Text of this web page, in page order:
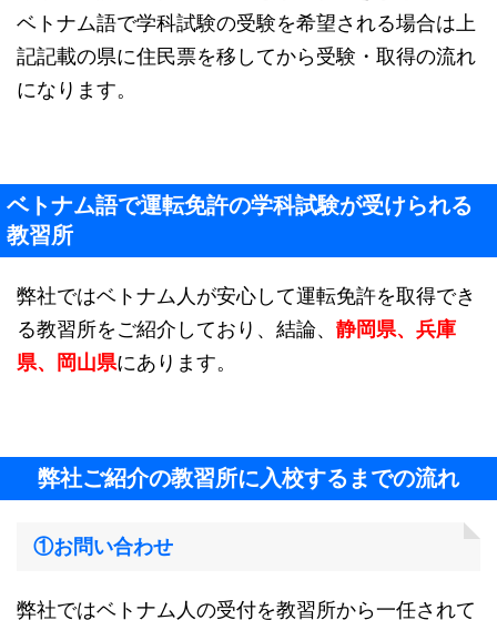
ベトナム語で学科試験の受験を希望される場合は上
記記載の県に住民票を移してから受験・取得の流れ
になります。
ベトナム語で運転免許の学科試験が受けられる
教習所
弊社ではベトナム人が安心して運転免許を取得でき
る教習所をご紹介しており、結論、 静岡県、兵庫
県、岡山県にあります。
弊社ご紹介の教習所に入校するまでの流れ
①お問い合わせ
弊社ではベトナム人の受付を教習所から一任されて